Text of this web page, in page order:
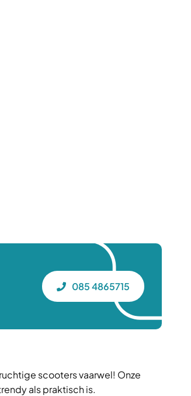
085 4865715
scooters vaarwel! Onze
als praktisch is.